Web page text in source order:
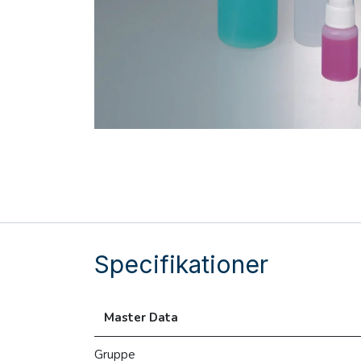
Specifikationer
Master Data
Gruppe